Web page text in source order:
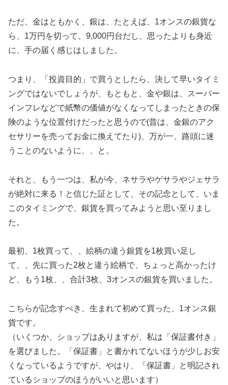
ただ、金はともかく、銀は、たとえば、1オンスの銀貨な
ら、1万円を切って、9,000円台だし、思ったよりも身近
に、手の届く感じはしました。
つまり、「投資目的」で買うとしたら、決して早いタイミ
ングではないでしょうが、もともと、金や銀は、スーパー
インフレなどで紙幣の価値がなくなってしまったときの保
険のような位置付けだったと思うので(昔は、金銀のアク
セサリーを売ってお金に換えてたり)、万が一、路頭に迷
うことのないように、、と。
それと、もう一つは、私が今、ネサラやゲサラやジェサラ
が絶対に来る！と信じた証として、その記念として、いま
このタイミングで、銀貨を買ってみようと思い至りまし
た。
最初、1枚買って、、絵柄の違う銀貨を1枚買い足し
て、、先に買った2枚と違う絵柄で、ちょっと高かったけ
ど、もう1枚、、合計3枚、3オンスの銀貨を買いました。
こちらが記念すべき、生まれて初めて買った、1オンス銀
貨です。
（いくつか、ショップはありますが、私は「保証書付き」
を選びました。「保証書」と書かれてないほうが少しお安
くなっているようですが、やはり、「保証書」と明記され
ているショップのほうがいいと思います）